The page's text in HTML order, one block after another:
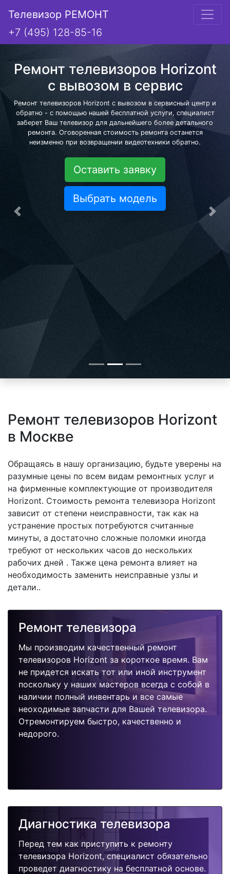
Телевизор РЕМОНТ
+7 (495) 128-85-16
Ремонт телевизоров Horizont
с вывозом в сервис
Ремонт телевизоров Horizont с вывозом в сервисный центр и
обратно - с помощью нашей бесплатной услуги, специалист
заберет Ваш телевизор для дальнейшего более детального
ремонта. Оговоренная стоимость ремонта останется
неизменно при возвращении видеотехники обратно.
Оставить заявку
Выбрать модель
Предыдущая
Ремонт телевизоров Horizont
в Москве
Обращаясь в нашу организацию, будьте уверены на
разумные цены по всем видам ремонтных услуг и
на фирменные комплектующие от производителя
Horizont. Стоимость ремонта телевизора Horizont
зависит от степени неисправности, так как на
устранение простых потребуются считанные
минуты, а достаточно сложные поломки иногда
требуют от нескольких часов до нескольких
рабочих дней . Также цена ремонта влияет на
необходимость заменить неисправные узлы и
детали..
Ремонт телевизора
Мы производим качественный ремонт
телевизоров Horizont за короткое время. Вам
не придется искать тот или иной инструмент
поскольку у наших мастеров всегда с собой в
наличии полный инвентарь и все самые
неоходимые запчасти для Вашей телевизора.
Отремонтируем быстро, качественно и
недорого.
Диагностика телевизора
Перед тем как приступить к ремонту
телевизора Horizont, специалист обязательно
проведет диагностику на бесплатной основе.